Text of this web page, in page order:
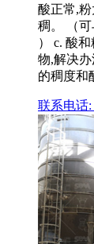
酸正常,
稠。 （可
） c. 酸
物,解决
的稠度和
联系电话: